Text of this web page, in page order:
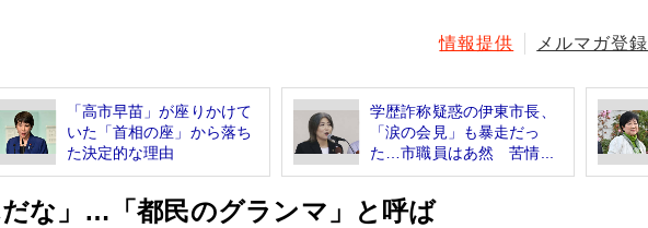
情報提供 メルマガ登録
「高市早苗」が座りかけて
いた「首相の座」から落ち
た決定的な理由
学歴詐称疑惑の伊東市長、
「涙の会見」も暴走だっ
た…市職員はあ然 苦情...
だな」…「都民のグランマ」と呼ば